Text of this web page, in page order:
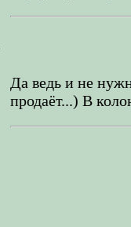
Да ведь и не
продаёт...) В